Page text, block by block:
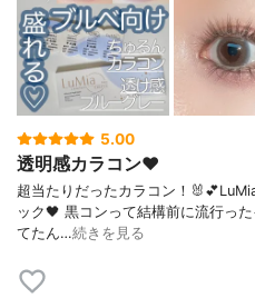
5.00
透明感カラコン♥︎
超当たりだったカラコン！
ック🖤 黒コンって結構前に流行っ
てたん…続きを見る